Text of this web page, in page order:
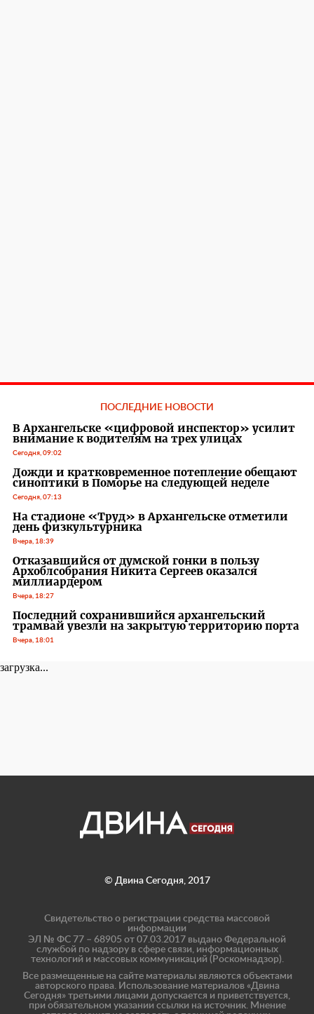
ПОСЛЕДНИЕ НОВОСТИ
В Архангельске «цифровой инспектор» усилит
внимание к водителям на трех улицах
Сегодня, 09:02
Дожди и кратковременное потепление обещают
синоптики в Поморье на следующей неделе
Сегодня, 07:13
На стадионе «Труд» в Архангельске отметили
день физкультурника
Вчера, 18:39
Отказавшийся от думской гонки в пользу
Архоблсобрания Никита Сергеев оказался
миллиардером
Вчера, 18:27
Последний сохранившийся архангельский
трамвай увезли на закрытую территорию порта
Вчера, 18:01
загрузка...
© Двина Сегодня, 2017
Свидетельство о регистрации средства массовой
информации
ЭЛ № ФС 77 – 68905 от 07.03.2017 выдано Федеральной
службой по надзору в сфере связи, информационных
технологий и массовых коммуникаций (Роскомнадзор).
Все размещенные на сайте материалы являются объектами
авторского права. Использование материалов «Двина
Сегодня» третьими лицами допускается и приветствуется,
при обязательном указании ссылки на источник. Мнение